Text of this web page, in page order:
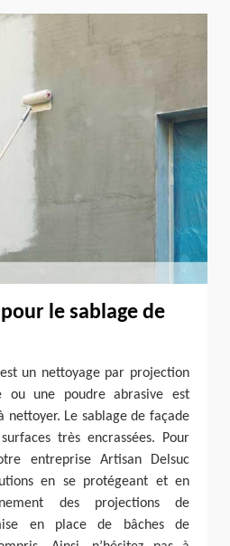
le sablage de
un nettoyage par projection
ou une poudre abrasive est
nettoyer. Le sablage de façade
très encrassées. Pour
entreprise Artisan Delsuc
en se protégeant et en
des projections de
en place de bâches de